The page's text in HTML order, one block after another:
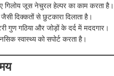
गिलोय जूस नेचुरल हेल्पर का काम करता है।
दिक्कतों से छुटकारा दिलाता है।
गुण गठिया और जोड़ों के दर्द में मददगार।
स्वास्थ्य को सपोर्ट करता है।